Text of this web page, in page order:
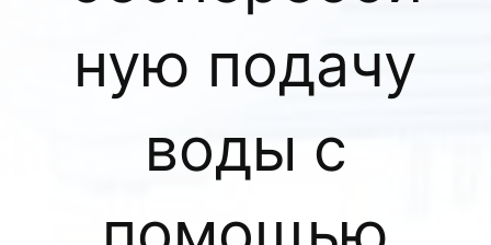
ную подачу
воды с